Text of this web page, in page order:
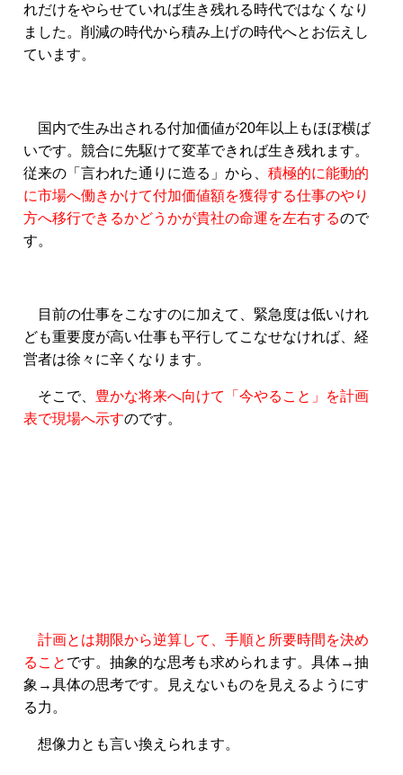
れだけをやらせていれば生き残れる時代ではなくなり
ました。削減の時代から積み上げの時代へとお伝えし
ています。
国内で生み出される付加価値が20年以上もほぼ横ば
いです。競合に先駆けて変革できれば生き残れます。
従来の「言われた通りに造る」から、積極的に能動的
に市場へ働きかけて付加価値額を獲得する仕事のやり
方へ移行できるかどうかが貴社の命運を左右するので
す。
目前の仕事をこなすのに加えて、緊急度は低いけれ
ども重要度が高い仕事も平行してこなせなければ、経
営者は徐々に辛くなります。
そこで、 豊かな将来へ向けて「今やること」を計画
表で現場へ示すのです。
計画とは期限から逆算して、手順と所要時間を決め
ること です。抽象的な思考も求められます。具体→抽
象→具体の思考です。見えないものを見えるようにす
る力。
想像力とも言い換えられます。